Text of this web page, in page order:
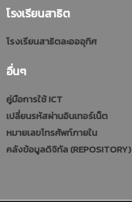
โรงเรียนสาธิต
โรงเรียนสาธิตละอออุทิศ
อื่นๆ
คู่มือการใช้ ICT
เปลี่ยนรหัสผ่านอินเทอร์เน็ต
หมายเลขโทรศัพท์ภายใน
คลังข้อมูลดิจิทัล (REPOSITORY)